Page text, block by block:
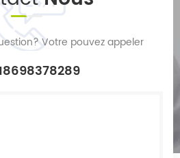
Votre pouvez appeler